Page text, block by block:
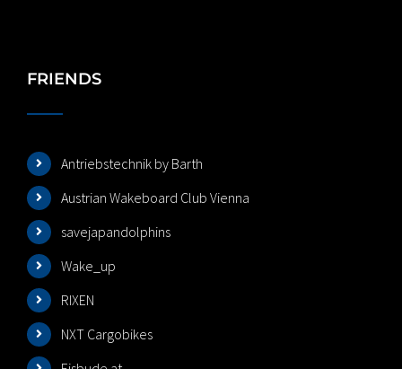
FRIENDS
Antriebstechnik by Barth
Austrian Wakeboard Club Vienna
savejapandolphins
Wake_up
RIXEN
NXT Cargobikes